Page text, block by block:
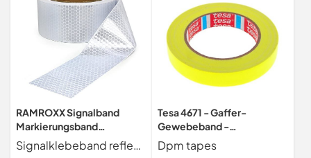
RAMROXX Signalband
Markierungsband
Absperrband selbstklebend
reflektierend weiß 60m
Signalklebeband reflektierend selbstklebend Farbe weiß Breite 5 cm Länge 60 Meter (Sie erhalten 6 Rollen a 10 Meter) Hochwertig und sehr robust Durch die selbstklebende Rückseite einfach und schnell anzubringen Zusätzliche Sicherheit durch die reflektierende Oberfläche - dadurch auch nachts beim Anleuchten sehr gut erkennbar Ideal zum markieren von Gefahren- und Unfallstellen, Hindernissen, Treppenkanten, u.s.w.
Tesa 4671 - Gaffer-
Gewebeband -
Beschichtetes PE-
Gewebe, hohe Dicke, für
Dpm tapes